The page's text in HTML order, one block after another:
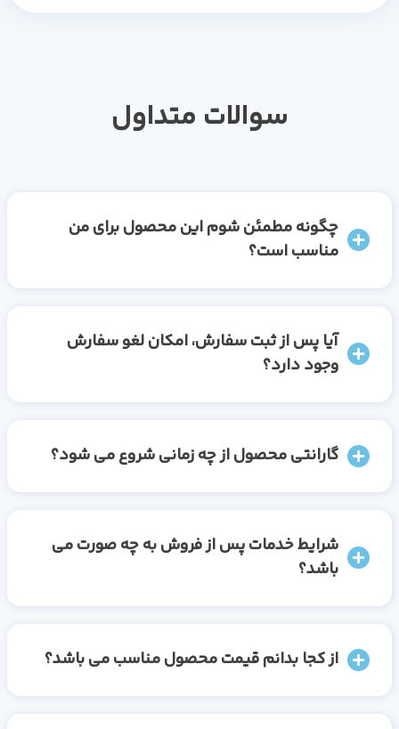
سوالات متداول
چگونه مطمئن شوم این محصول برای من
مناسب است؟
آیا پس از ثبت سفارش، امکان لغو سفارش
وجود دارد؟
گارانتی محصول از چه زمانی شروع می شود؟
شرایط خدمات پس از فروش به چه صورت می
باشد؟
از کجا بدانم قیمت محصول مناسب می باشد؟